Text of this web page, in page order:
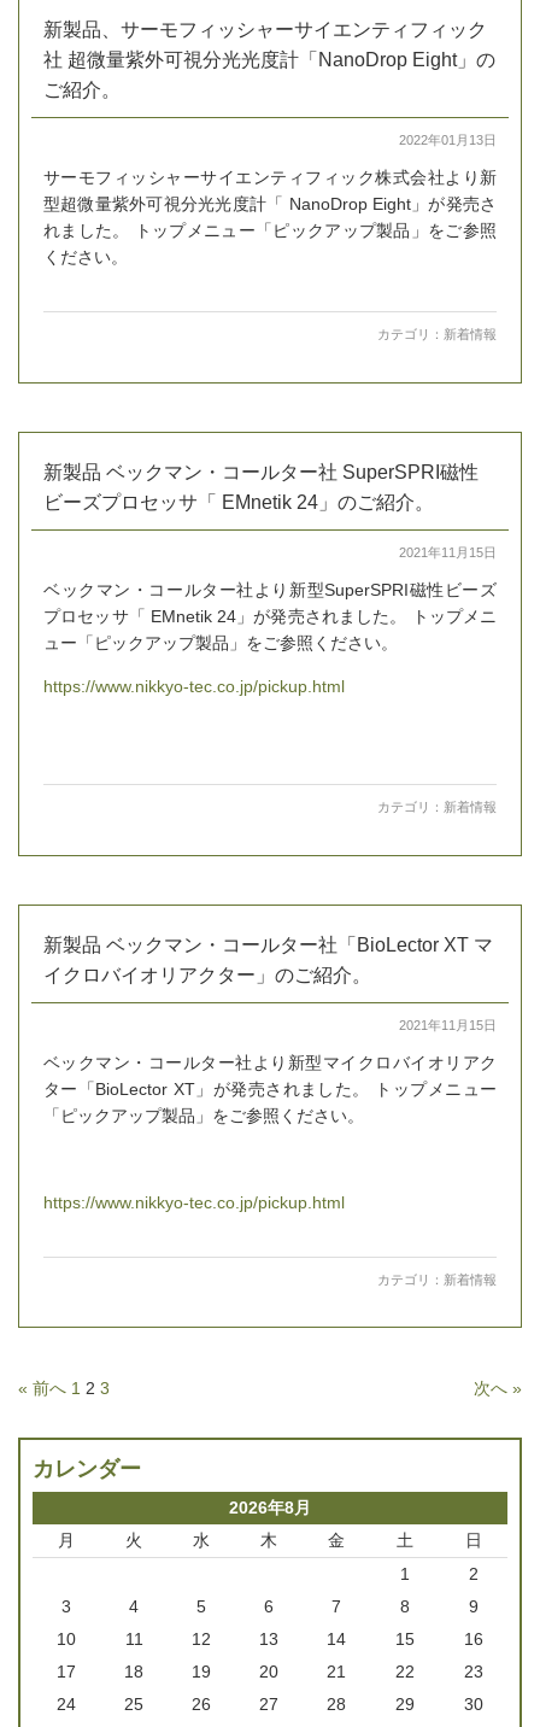
新製品、サーモフィッシャーサイエンティフィック
社 超微量紫外可視分光光度計「NanoDrop Eight」の
ご紹介。
2022年01月13日
サーモフィッシャーサイエンティフィック株式会社より新
型超微量紫外可視分光光度計「 NanoDrop Eight」が発売さ
れました。 トップメニュー「ピックアップ製品」をご参照
ください。
カテゴリ： 新着情報
新製品 ベックマン・コールター社 SuperSPRI磁性
ビーズプロセッサ「 EMnetik 24」のご紹介。
2021年11月15日
ベックマン・コールター社より新型SuperSPRI磁性ビーズ
プロセッサ「 EMnetik 24」が発売されました。 トップメニ
ュー「ピックアップ製品」をご参照ください。
https://www.nikkyo-tec.co.jp/pickup.html
カテゴリ： 新着情報
新製品 ベックマン・コールター社「BioLector XT マ
イクロバイオリアクター」のご紹介。
2021年11月15日
ベックマン・コールター社より新型マイクロバイオリアク
ター「BioLector XT」が発売されました。 トップメニュー
「ピックアップ製品」をご参照ください。
https://www.nikkyo-tec.co.jp/pickup.html
カテゴリ： 新着情報
« 前へ 1 2 3 次へ »
カレンダー
2026年8月
月
火 水 木 金 土 日
1
2
3
4 5 6 7 8
9
10
11 12 13 14 15
16
17
18 19 20 21 22
23
24
25 26 27 28 29
30